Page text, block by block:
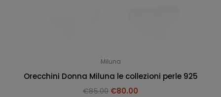
Miluna
Orecchini Donna Miluna le collezioni perle 925
€85.00 €80.00